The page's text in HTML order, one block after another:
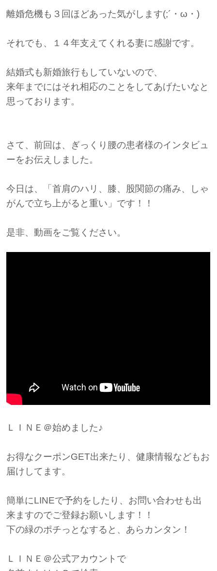
離婚危機も３回ほどあった気がします(;´・ω・)
それでも、１４年支えてくれる妻に感謝です。
結婚式も新婚旅行もしていないので、
来年までにはそれ相応のことをしてあげたいなと
思っております。
さて、前回は、ぎっくり腰の患者様のインタビュ
ーをお伝えしました。
今日は、「首肩のハリ、膝、股関節の痛み、しゃ
がんで立ち上がると重い」です！！
是非、動画をご覧ください。
ＬＩＮＥ＠始めました♪
お得なクーポンGET出来たり、健康情報などもお
届けしてます。
簡単にLINEで予約をしたり、お問い合わせも出
来ますのでご登録お願いします！！
下の緑のポチっとなすると、あらカンタン！
ＬＩＮＥ＠公式アカウントで